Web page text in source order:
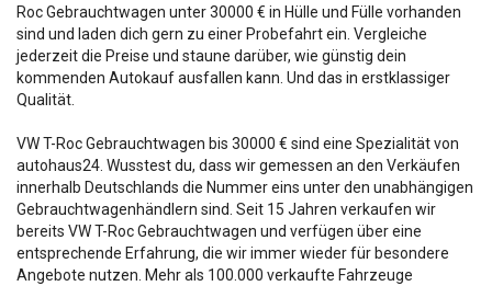
Roc Gebrauchtwagen unter 30000 € in Hülle und Fülle vorhanden
sind und laden dich gern zu einer Probefahrt ein. Vergleiche
jederzeit die Preise und staune darüber, wie günstig dein
kommenden Autokauf ausfallen kann. Und das in erstklassiger
Qualität.
VW T-Roc Gebrauchtwagen bis 30000 € sind eine Spezialität von
autohaus24. Wusstest du, dass wir gemessen an den Verkäufen
innerhalb Deutschlands die Nummer eins unter den unabhängigen
Gebrauchtwagenhändlern sind. Seit 15 Jahren verkaufen wir
bereits VW T-Roc Gebrauchtwagen und verfügen über eine
entsprechende Erfahrung, die wir immer wieder für besondere
Angebote nutzen. Mehr als 100.000 verkaufte Fahrzeuge